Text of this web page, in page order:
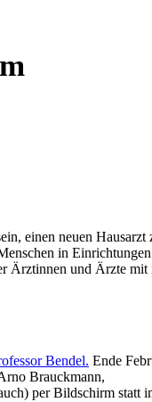
einen neuen Hausarzt
in
Ärztinnen und Ärzte mit
Bendel. Ende
Brauckmann,
per Bildschirm statt